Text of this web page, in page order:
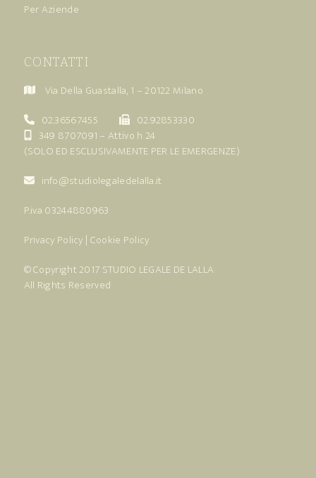
Per Aziende
CONTATTI
Via Della Guastalla, 1 – 20122 Milano
02.36567455
02.92853330
349 8707091 – Attivo h 24
(SOLO ED ESCLUSIVAMENTE PER LE EMERGENZE)
info@studiolegaledelalla.it
P.iva 03244880963
Privacy Policy | Cookie Policy
© Copyright 2017 STUDIO LEGALE DE LALLA
All Rights Reserved